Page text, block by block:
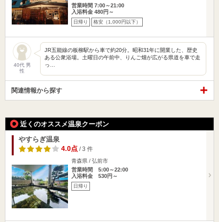
営業時間 7:00～21:00
入浴料金 480円～
日帰り 格安（1,000円以下）
40代 男
性
JR五能線の板柳駅から車で約20分。昭和31年に開業した、歴史
ある公衆浴場。土曜日の午前中、りんご畑が広がる県道を車で走
っ…
関連情報から探す
近くのオススメ温泉クーポン
やすらぎ温泉
4.0点/ 3 件
青森県 / 弘前市
営業時間 5:00～22:00
入浴料金 530円～
日帰り